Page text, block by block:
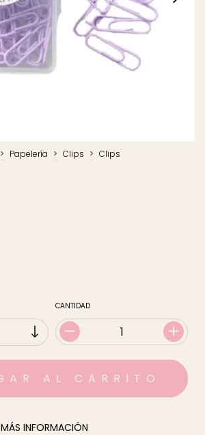
> Papelería > Clips > Clips
CANTIDAD
MÁS INFORMACIÓN